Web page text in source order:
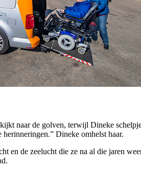
naar de golven, terwijl Dineke
Dineke omhelst haar.
en de zeelucht die ze na al die jaren